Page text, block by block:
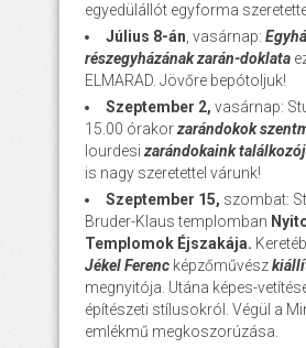
egyedülállót egyforma
Július 8-án , vasárnap:
részegyházának zarán-doklata
ELMARAD. Jövőre bepótoljuk!
Szeptember 2, vasárnap:
15.00 órakorzarándokok
lourdesi zarándokaink
is nagy szeretettel várunk!
Szeptember 15, szombat:
Bruder-Klaus templomban
Templomok Éjszakája.
Jékel Ferenc képzőművész
megnyitója. Utána képes-
építészeti stílusokról. Végül a
emlékmű megkoszorúzása.